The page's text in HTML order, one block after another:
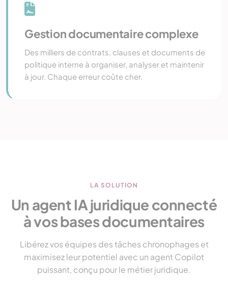
Gestion documentaire complexe
Des milliers de contrats, clauses et documents de
politique interne à organiser, analyser et maintenir
à jour. Chaque erreur coûte cher.
LA SOLUTION
Un agent IA juridique connecté
à vos bases documentaires
Libérez vos équipes des tâches chronophages et
maximisez leur potentiel avec un agent Copilot
puissant, conçu pour le métier juridique.